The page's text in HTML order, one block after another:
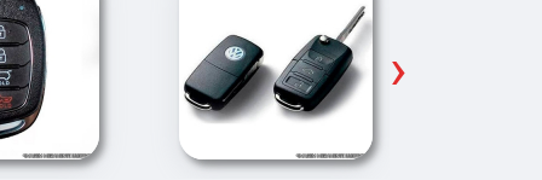
›